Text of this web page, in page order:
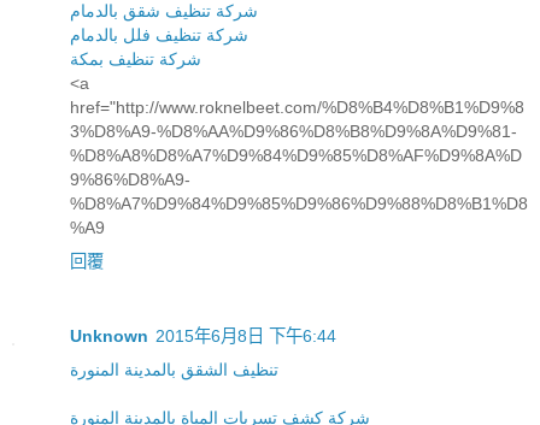
شركة تنظيف شقق بالدمام
شركة تنظيف فلل بالدمام
شركة تنظيف بمكة
<a
href="http://www.roknelbeet.com/%D8%B4%D8%B1%D9%8
3%D8%A9-%D8%AA%D9%86%D8%B8%D9%8A%D9%81-
%D8%A8%D8%A7%D9%84%D9%85%D8%AF%D9%8A%D
9%86%D8%A9-
%D8%A7%D9%84%D9%85%D9%86%D9%88%D8%B1%D8
%A9
回覆
Unknown 2015年6月8日 下午6:44
تنظيف الشقق بالمدينة المنورة
شركة كشف تسربات المياة بالمدينة المنورة